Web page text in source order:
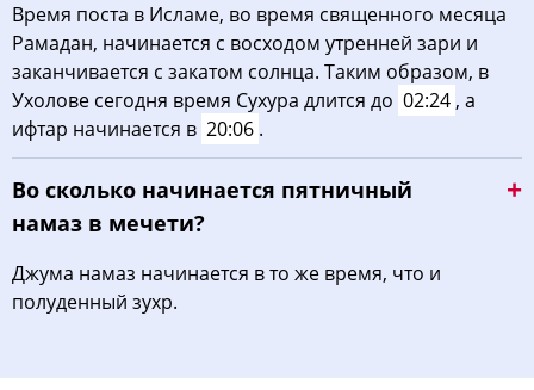
Время поста в Исламе, во время священного месяца
Рамадан, начинается с восходом утренней зари и
заканчивается с закатом солнца. Таким образом, в
Ухолове сегодня время Сухура длится до 02:24 , а
ифтар начинается в 20:06 .
Во сколько начинается пятничный
намаз в мечети?
Джума намаз начинается в то же время, что и
полуденный зухр.